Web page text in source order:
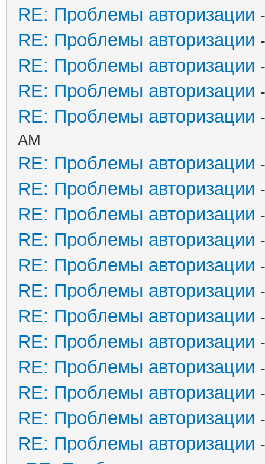
RE: Проблемы авторизации
RE: Проблемы авторизации
RE: Проблемы авторизации
RE: Проблемы авторизации
RE: Проблемы авторизации
AM
RE: Проблемы авторизации
RE: Проблемы авторизации
RE: Проблемы авторизации
RE: Проблемы авторизации
RE: Проблемы авторизации
RE: Проблемы авторизации
RE: Проблемы авторизации
RE: Проблемы авторизации
RE: Проблемы авторизации
RE: Проблемы авторизации
RE: Проблемы авторизации
RE: Проблемы авторизации